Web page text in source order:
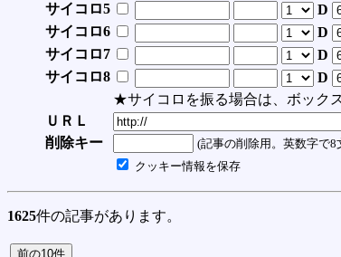
サイコロ5
D
サイコロ6
D
サイコロ7
D
サイコロ8
D
★サイコロを振る場合は、ボック
ＵＲＬ
削除キー
(記事の削除用。英数字で8
クッキー情報を保存
1625件の記事があります。